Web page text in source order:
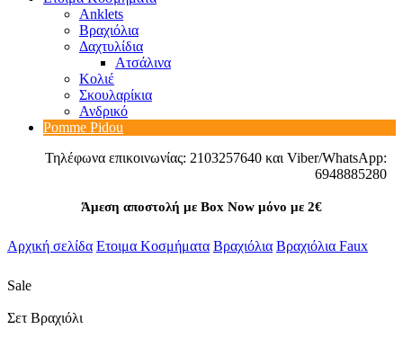
Anklets
Βραχιόλια
Δαχτυλίδια
Ατσάλινα
Κολιέ
Σκουλαρίκια
Ανδρικό
Pomme Pidou
Τηλέφωνα επικοινωνίας: 2103257640 και Viber/WhatsApp:
6948885280
Άμεση αποστολή με Box Now μόνο με 2€
Αρχική σελίδα Ετοιμα Κοσμήματα Βραχιόλια Βραχιόλια Faux
Sale
Σετ Βραχιόλι